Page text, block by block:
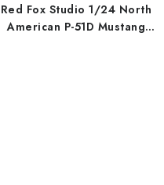
Red Fox Studio 1/24 North
American P-51D Mustang